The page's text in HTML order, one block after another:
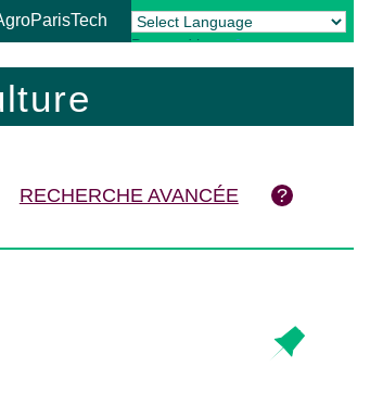
Powered by Translate
RECHERCHE AVANCÉE